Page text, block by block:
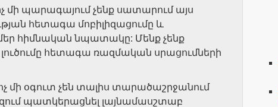
պարագայում չենք սատարում այս
հետագա մոբիլիզացումը և
հիմնական նպատակը: Մենք չենք
հետագա ռազմական սրացումների
մի օգուտ չեն տալիս տարածաշրջանում
պատկերացնել լայնամասշտաբ